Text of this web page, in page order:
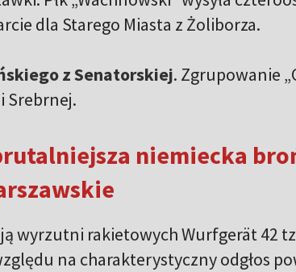
dla Starego Miasta z Żoliborza.
z Senatorskiej. Zgrupowanie
Srebrnej.
niemiecka
wyrzutni rakietowych Wurfgerät 42
na charakterystyczny odgłos